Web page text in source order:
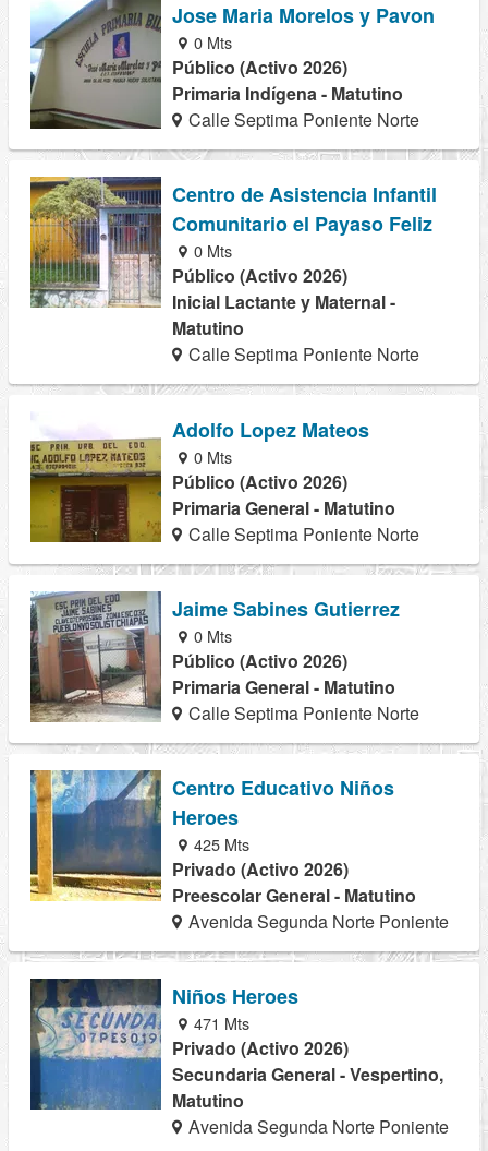
Jose Maria Morelos y Pavon
0 Mts
Público (Activo 2026)
Primaria Indígena - Matutino
Calle Septima Poniente Norte
Centro de Asistencia Infantil
Comunitario el Payaso Feliz
0 Mts
Público (Activo 2026)
Inicial Lactante y Maternal -
Matutino
Calle Septima Poniente Norte
Adolfo Lopez Mateos
0 Mts
Público (Activo 2026)
Primaria General - Matutino
Calle Septima Poniente Norte
Jaime Sabines Gutierrez
0 Mts
Público (Activo 2026)
Primaria General - Matutino
Calle Septima Poniente Norte
Centro Educativo Niños
Heroes
425 Mts
Privado (Activo 2026)
Preescolar General - Matutino
Avenida Segunda Norte Poniente
Niños Heroes
471 Mts
Privado (Activo 2026)
Secundaria General - Vespertino,
Matutino
Avenida Segunda Norte Poniente